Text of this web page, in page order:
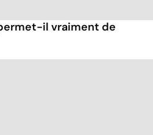
il vraiment de